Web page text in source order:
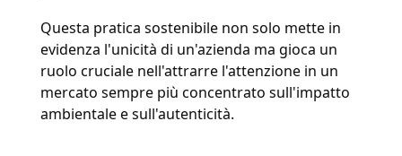
Questa pratica sostenibile non solo mette in
evidenza l'unicità di un'azienda ma gioca un
ruolo cruciale nell'attrarre l'attenzione in un
mercato sempre più concentrato sull'impatto
ambientale e sull'autenticità.